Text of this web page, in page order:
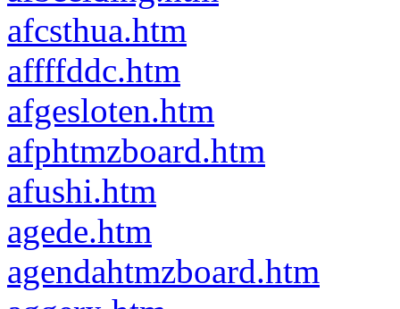
afcsthua.htm
affffddc.htm
afgesloten.htm
afphtmzboard.htm
afushi.htm
agede.htm
agendahtmzboard.htm